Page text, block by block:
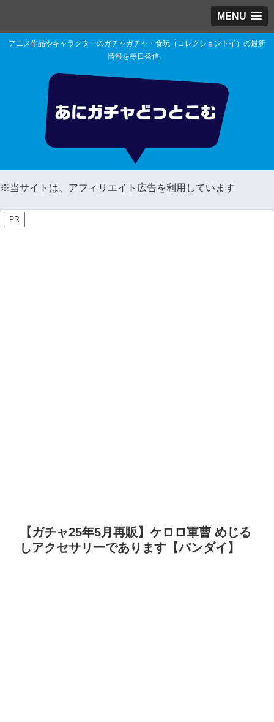
MENU
アニメ作品やキャラクターのガチャガチャ・食玩（コレクショントイ）の最新
情報を毎日発信。
※当サイトは、アフィリエイト広告を利用しています
PR
【ガチャ25年5月再販】ケロロ軍曹 めじる
しアクセサリーであります【バンダイ】